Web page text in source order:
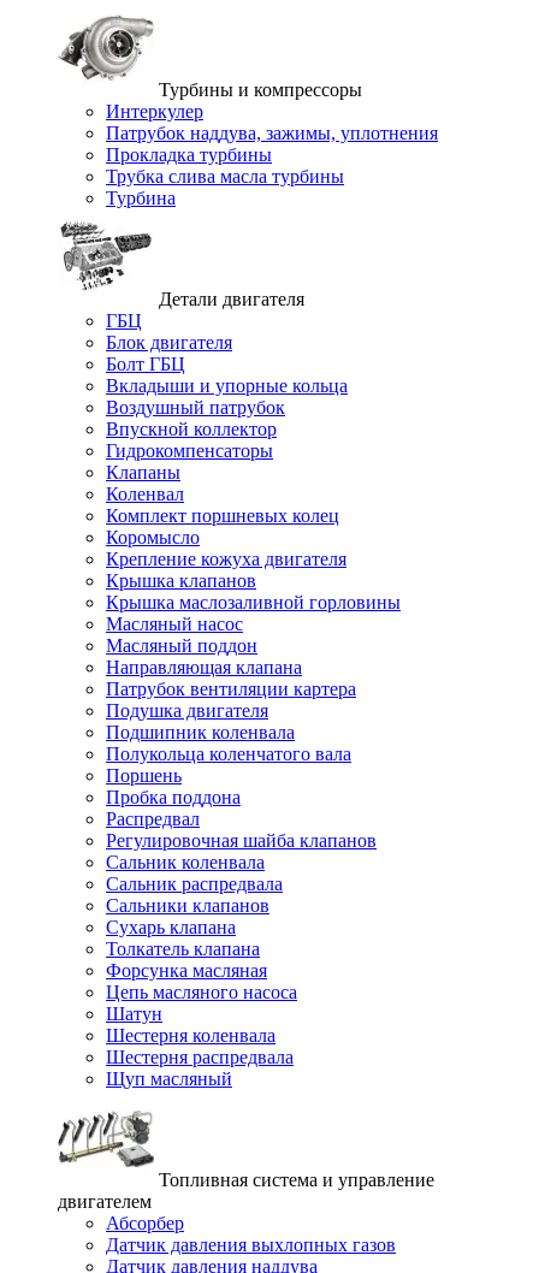
Турбины и компрессоры
Интеркулер
Патрубок наддува, зажимы, уплотнения
Прокладка турбины
Трубка слива масла турбины
Турбина
Детали двигателя
ГБЦ
Блок двигателя
Болт ГБЦ
Вкладыши и упорные кольца
Воздушный патрубок
Впускной коллектор
Гидрокомпенсаторы
Клапаны
Коленвал
Комплект поршневых колец
Коромысло
Крепление кожуха двигателя
Крышка клапанов
Крышка маслозаливной горловины
Масляный насос
Масляный поддон
Направляющая клапана
Патрубок вентиляции картера
Подушка двигателя
Подшипник коленвала
Полукольца коленчатого вала
Поршень
Пробка поддона
Распредвал
Регулировочная шайба клапанов
Сальник коленвала
Сальник распредвала
Сальники клапанов
Сухарь клапана
Толкатель клапана
Форсунка масляная
Цепь масляного насоса
Шатун
Шестерня коленвала
Шестерня распредвала
Щуп масляный
Топливная система и управление
двигателем
Абсорбер
Датчик давления выхлопных газов
Датчик давления наддува